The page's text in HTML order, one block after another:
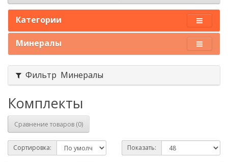
Категории
Минералы
Фильтр Минералы
Комплекты
Сравнение товаров (0)
Сортировка: Показать: